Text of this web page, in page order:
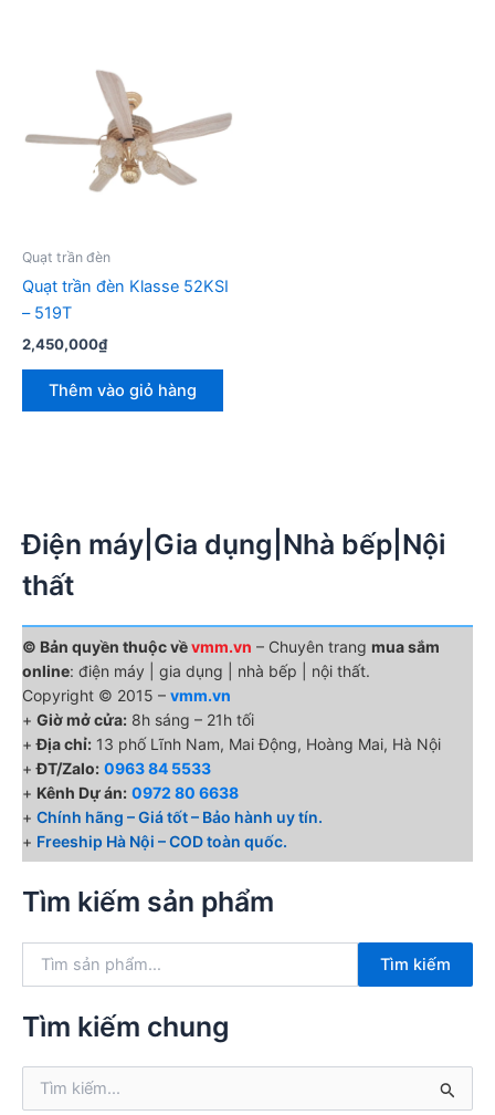
Quạt trần đèn
Quạt trần đèn Klasse 52KSI
– 519T
2,450,000₫
Thêm vào giỏ hàng
Điện máy|Gia dụng|Nhà bếp|Nội
thất
© Bản quyền thuộc vềvmm.vn – Chuyên trang mua sắm
online: điện máy | gia dụng | nhà bếp | nội thất.
Copyright © 2015 – vmm.vn
+ Giờ mở cửa: 8h sáng – 21h tối
+Địa chỉ: 13 phố Lĩnh Nam, Mai Động, Hoàng Mai, Hà Nội
+ĐT/Zalo: 0963 84 5533
+ Kênh Dự án: 0972 80 6638
+ Chính hãng – Giá tốt – Bảo hành uy tín.
+ Freeship Hà Nội – COD toàn quốc.
Tìm kiếm sản phẩm
k
ế
:
Tìm kiếm
Tìm kiếm chung